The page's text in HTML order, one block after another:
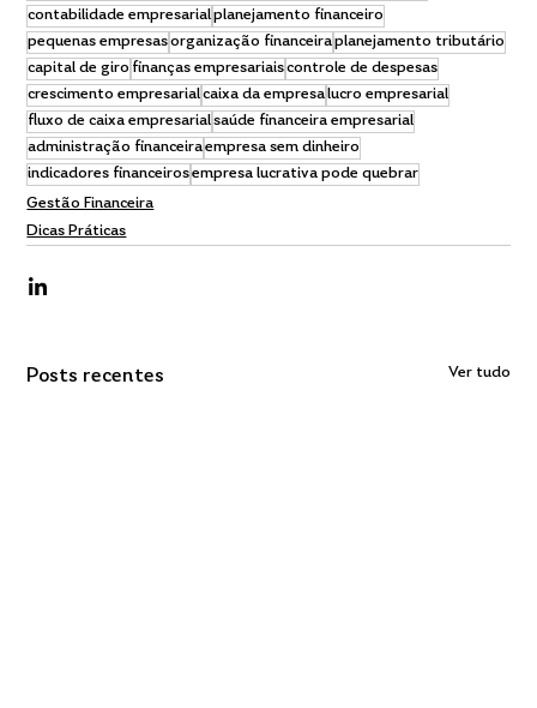
contabilidade empresarialplanejamento financeiro
pequenas empresasorganização financeiraplanejamento tributário
capital de giro finanças empresariaiscontrole de despesas
crescimento empresarialcaixa da empresalucro empresarial
fluxo de caixa empresarialsaúde financeira empresarial
administração financeiraempresa sem dinheiro
indicadores financeirosempresa lucrativa pode quebrar
Gestão Financeira
Dicas Práticas
Posts recentes Ver tudo